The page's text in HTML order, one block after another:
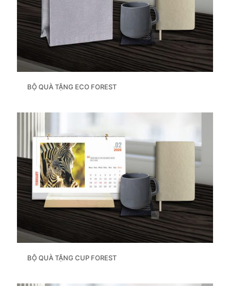
BỘ QUÀ TẶNG ECO FOREST
BỘ QUÀ TẶNG CUP FOREST